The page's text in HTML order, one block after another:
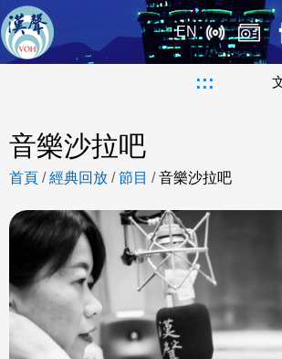
EN
:::
音樂沙拉吧
首頁 /經典回放 /節目 /音樂沙拉吧